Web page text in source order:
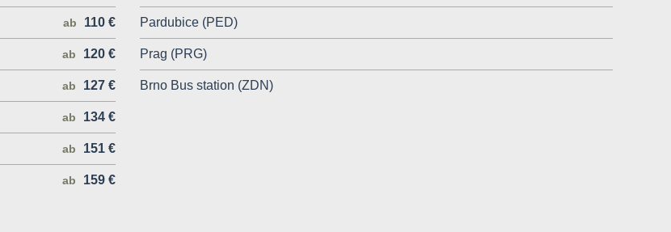
ab 110 €
ab 120 €
ab 127 €
ab 134 €
ab 151 €
ab 159 €
Pardubice (PED)
Prag (PRG)
Brno Bus station (ZDN)